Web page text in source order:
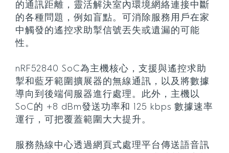
的通訊距離，靈活解決室內環境網絡連接中斷
的各種問題，例如盲點。可消除服務用戶在家
中觸發的遙控求助掣信號丟失或遺漏的可能
性。
nRF52840 SoC為主機核心，支援與遙控求助
掣和藍牙範圍擴展器的無線通訊，以及將數據
導向到後端伺服器進行處理。此外，主機以
SoC的 +8 dBm發送功率和 125 kbps 數據速率
運行，可把覆蓋範圍大大提升。
服務熱線中心透過網頁式處理平台傳送語音訊